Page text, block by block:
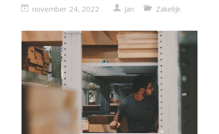
november 24, 2022
Jan Zakelijk